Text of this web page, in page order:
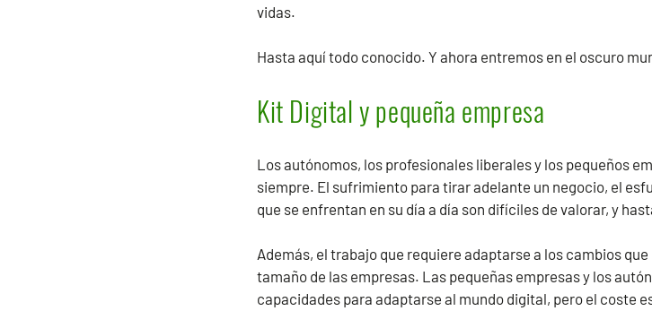
vidas.
Hasta aquí todo conocido. Y ahora entremos en el oscuro
Kit Digital y pequeña empresa
Los autónomos, los profesionales liberales y los pequeños
siempre. El sufrimiento para tirar adelante un negocio, el
que se enfrentan en su día a día son difíciles de valorar, y
Además, el trabajo que requiere adaptarse a los cambios
tamaño de las empresas. Las pequeñas empresas y los
capacidades para adaptarse al mundo digital, pero el coste